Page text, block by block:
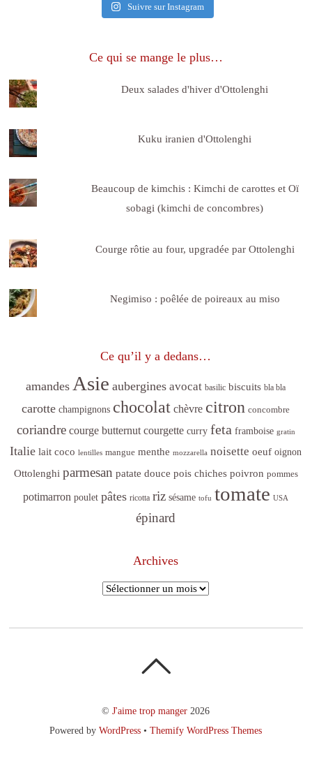
Suivre sur Instagram
Ce qui se mange le plus…
Deux salades d'hiver d'Ottolenghi
Kuku iranien d'Ottolenghi
Beaucoup de kimchis : Kimchi de carottes et Oï
sobagi (kimchi de concombres)
Courge rôtie au four, upgradée par Ottolenghi
Negimiso : poêlée de poireaux au miso
Ce qu’il y a dedans…
amandes Asie aubergines avocat basilic biscuits bla bla
carotte champignons chocolat chèvre citron concombre
coriandre courge butternut courgette curry feta framboise gratin
Italie lait coco lentilles mangue menthe mozzarella noisette oeuf oignon
Ottolenghi parmesan patate douce pois chiches poivron pommes
potimarron poulet pâtes ricotta riz sésame tofu tomate USA
épinard
Archives
Archives
©J'aime trop manger 2026
Powered byWordPress •Themify WordPress Themes